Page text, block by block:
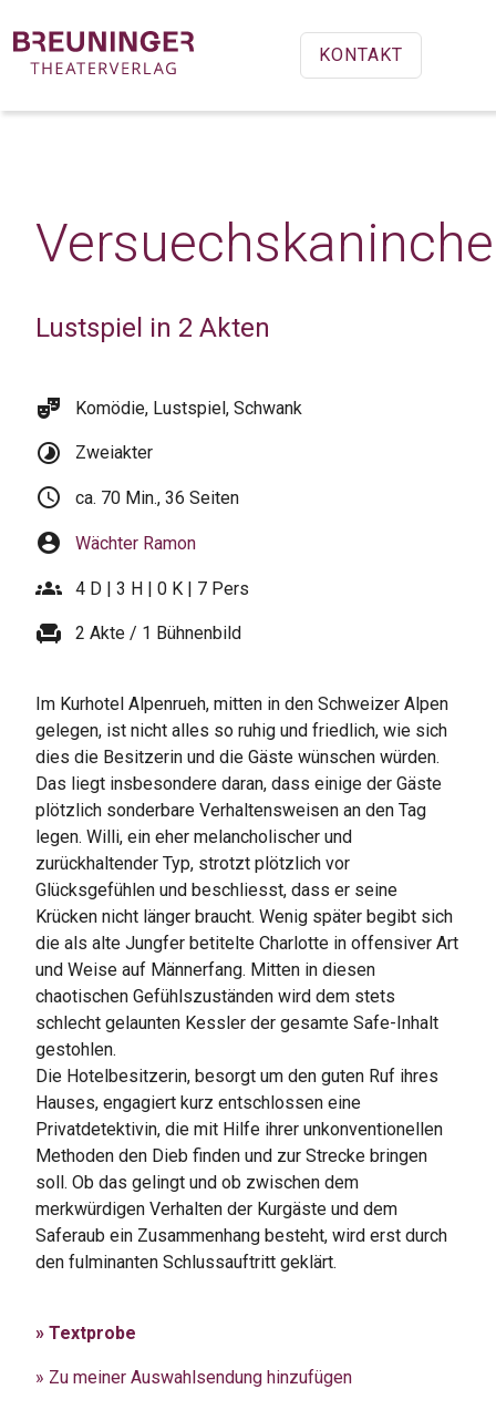
KONTAKT
Lustspiel in 2 Akten
theater_comedy Komödie, Lustspiel, Schwank
timelapse Zweiakter
schedule ca. 70 Min., 36 Seiten
account_circle Wächter Ramon
groups 4 D | 3 H | 0 K | 7 Pers
chair 2 Akte / 1 Bühnenbild
Im Kurhotel Alpenrueh, mitten in den Schweizer Alpen
gelegen, ist nicht alles so ruhig und friedlich, wie sich
dies die Besitzerin und die Gäste wünschen würden.
Das liegt insbesondere daran, dass einige der Gäste
plötzlich sonderbare Verhaltensweisen an den Tag
legen. Willi, ein eher melancholischer und
zurückhaltender Typ, strotzt plötzlich vor
Glücksgefühlen und beschliesst, dass er seine
Krücken nicht länger braucht. Wenig später begibt sich
die als alte Jungfer betitelte Charlotte in offensiver Art
und Weise auf Männerfang. Mitten in diesen
chaotischen Gefühlszuständen wird dem stets
schlecht gelaunten Kessler der gesamte Safe-Inhalt
gestohlen.
Die Hotelbesitzerin, besorgt um den guten Ruf ihres
Hauses, engagiert kurz entschlossen eine
Privatdetektivin, die mit Hilfe ihrer unkonventionellen
Methoden den Dieb finden und zur Strecke bringen
soll. Ob das gelingt und ob zwischen dem
merkwürdigen Verhalten der Kurgäste und dem
Saferaub ein Zusammenhang besteht, wird erst durch
den fulminanten Schlussauftritt geklärt.
» Textprobe
» Zu meiner Auswahlsendung hinzufügen